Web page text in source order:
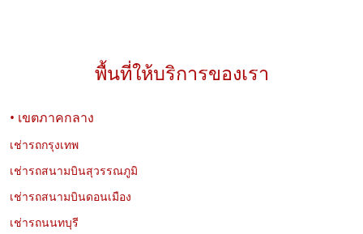
Jaecoo 5 EV ดีไหม? รถไฟฟ้า SUV น่าใช้ ขับสบาย ประหยัด
พลังงาน
รีวิว Jaecoo 5 EV รถไฟฟ้า SUV 5 ที่นั่ง ดีไซน์พรีเมียม ขับสบาย
ประหยัดพลังงาน เหมาะสำหรับเช่าขับในเมืองและเดินทางต่างจังหวัด
พื้นที่ให้บริการของเรา
• เขตภาคกลาง
เช่ารถกรุงเทพ
เช่ารถสนามบินสุวรรณภูมิ
เช่ารถสนามบินดอนเมือง
เช่ารถนนทบุรี